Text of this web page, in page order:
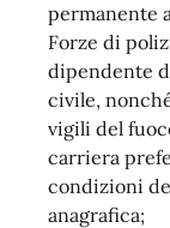
permanente
Forze di
dipendente
civile,
vigili del
carriera
condizioni
anagrafica;